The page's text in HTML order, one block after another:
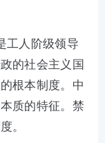
工人阶级领导
的社会主义国
根本制度。中
质的特征。禁
。